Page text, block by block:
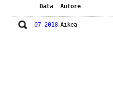
Data Autore
07-2018 Aikea